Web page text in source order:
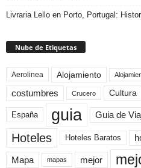
Livraria Lello en Porto, Portugal:
Nube de Etiquetas
Aerolinea Alojamiento
costumbres Crucero Cultura
España guia Guia de
Hoteles Hoteles Baratos
Mapa mapas mejor